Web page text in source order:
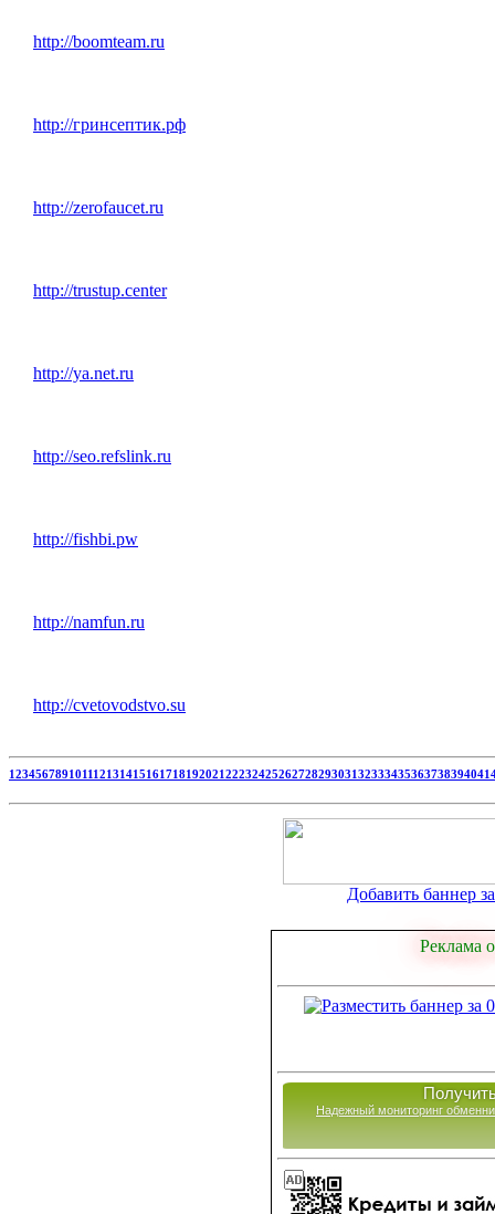
http://boomteam.ru
http://гринсептик.рф
http://zerofaucet.ru
http://trustup.center
http://ya.net.ru
http://seo.refslink.ru
http://fishbi.pw
http://namfun.ru
http://cvetovodstvo.su
1234567891011121314151617181920212223242526272829303132333435363738394041
Добавить баннер
Реклама
Надежный мониторинг